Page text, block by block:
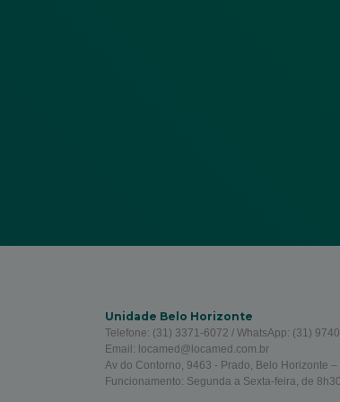
Unidade Belo Horizonte
Telefone: (31) 3371-6072 / WhatsApp: (31)
Email: locamed@locamed.com.br
Av do Contorno, 9463 - Prado, Belo Horizonte –
Funcionamento: Segunda a Sexta-feira, de